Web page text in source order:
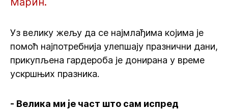
Уз велику жељу да се најмлађима којима је
помоћ најпотребнија улепшају празнични дани,
прикупљена гардероба је донирана у време
ускршњих празника.
- Велика ми је част што сам испред